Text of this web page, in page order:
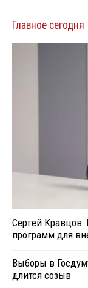
Главное сегодня
Сергей
программ для
Выборы в
длится созыв